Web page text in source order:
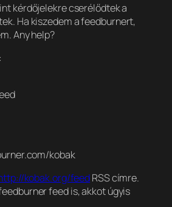
kérdőjelekre cserélődtek a
Ha kiszedem a feedburnert,
Any help?
kobak
kobak.org/feedRSS címre.
feed is, akkot úgyis